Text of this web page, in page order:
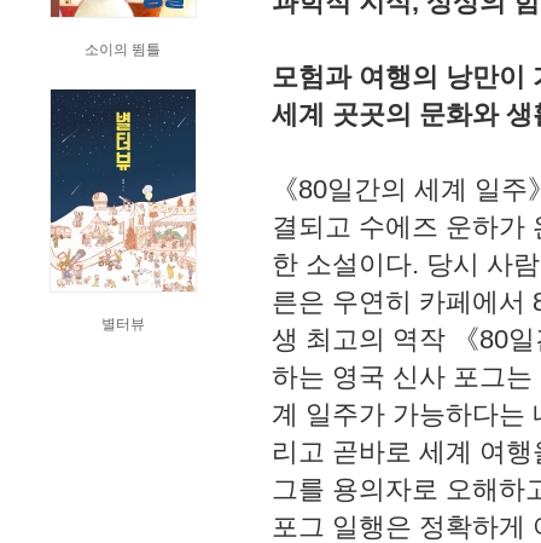
소이의 뜀틀
별터뷰
모험과 여행의 낭만이
세계 곳곳의 문화와
《80일간의 세계 일
결되고 수에즈 운하가
한 소설이다. 당시 사
른은 우연히 카페에서
생 최고의 역작 《80
하는 영국 신사 포그
계 일주가 가능하다는
리고 곧바로 세계 여
그를 용의자로 오해하
포그 일행은 정확하게